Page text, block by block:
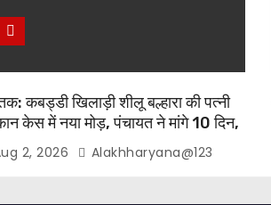
कबड्डी खिलाड़ी शीलू बल्हारा की पत्नी
केस में नया मोड़, पंचायत ने मांगे 10 दिन,
समेत 3 हिरासत में
2, 2026 Alakhharyana@123